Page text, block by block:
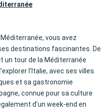
vous avez
destinations fascinantes. De
un tour de la Méditerranée
l'Italie, avec ses villes
et sa gastronomie
connue pour sa culture
d'un week-end en